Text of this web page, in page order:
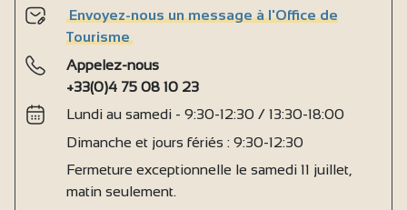
Envoyez-nous un message à l'Office de
Tourisme
Appelez-nous
+33(0)4 75 08 10 23
Lundi au samedi - 9:30-12:30 / 13:30-18:00
Dimanche et jours fériés : 9:30-12:30
Fermeture exceptionnelle le samedi 11 juillet,
matin seulement.